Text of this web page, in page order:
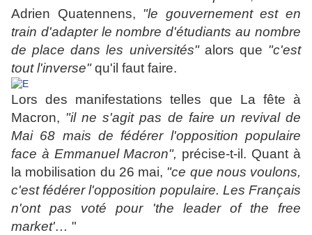
Adrien Quatennens, "le gouvernement est en
train d'adapter le nombre d'étudiants au nombre
de place dans les universités" alors que "c'est
tout l'inverse"qu'il faut faire.
Lors des manifestations telles que La fête à
Macron, "il ne s'agit pas de faire un revival de
Mai 68 mais de fédérer l'opposition populaire
face à Emmanuel Macron", précise-t-il. Quant à
la mobilisation du 26 mai, "ce que nous voulons,
c'est fédérer l'opposition populaire. Les Français
n'ont pas voté pour 'the leader of the free
market'… "